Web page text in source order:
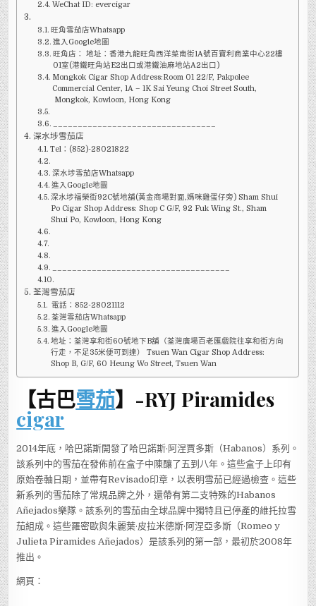
WeChat ID: evercigar
旺角雪茄店Whatsapp
進入Google地圖
旺角店： 地址：香港九龍旺角西洋菜南街1A號百寶利商業中心22樓
01室(港鐵旺角站E2出口或港鐵油麻地站A2出口)
Mongkok Cigar Shop Address:Room 01 22/F, Pakpolee
Commercial Center, 1A – 1K Sai Yeung Choi Street South,
Mongkok, Kowloon, Hong Kong
深水埗雪茄店
Tel：(852)-28021822
深水埗雪茄店Whatsapp
進入Google地圖
深水埗福榮街92C號地舖(黃金商場對面,媽咪雞蛋仔旁) Sham Shui
Po Cigar Shop Address: Shop C G/F, 92 Fuk Wing St., Sham
Shui Po, Kowloon, Hong Kong
荃灣雪茄店
電話：852-28021112
荃灣雪茄店Whatsapp
進入Google地圖
地址：荃灣享和街60號地下B舖（荃灣廣場百老匯戲院往享和街方向
行走，不足35米便可到達） Tsuen Wan Cigar Shop Address:
Shop B, G/F, 60 Heung Wo Street, Tsuen Wan
【古巴雪茄】-RYJ Piramides
cigar
2014年底，哈巴諾斯開發了哈巴諾斯·阿涅賈多斯（Habanos）系列。
該系列中的雪茄在發佈前在盒子中陳釀了五到八年。這些盒子上印有
原始卷軸日期，並帶有Revisado印章，以表明雪茄已經過檢查。這些
新系列的雪茄除了常規品牌之外，還帶有第二支特殊的Habanos
Añejados樂隊。該系列的雪茄由全球品牌中獨特且已停產的維托拉雪
茄組成。這些羅密歐與朱麗葉·皮拉米德斯·阿涅亞多斯（Romeo y
Julieta Piramides Añejados）是該系列的第一部，最初於2008年
推出。
網頁：